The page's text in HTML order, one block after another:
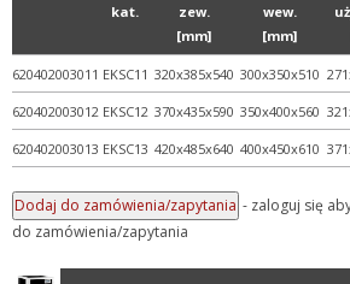
+ Rozdzielanie
+ Systemy oczyszczania wo...
+ Urządzenia do pomiaru
+ Ważenie
+ WPL - produkcja
+ Wyroby metalowe
+ Wyroby z gumy, drewna, ...
+ Z przymrużeniem oka
kat.
zew.
[mm]
wew.
[mm]
620402003011 EKSC11 320x385x540 300x350x510
620402003012 EKSC12 370x435x590 350x400x560
620402003013 EKSC13 420x485x640 400x450x610
- zaloguj się
do zamówienia/zapytania